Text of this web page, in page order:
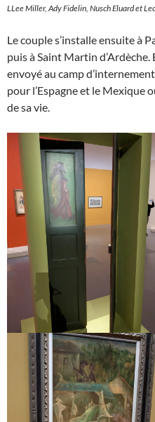
LLee Miller, Ady Fidelin, Nusch Eluard et
Le couple s’installe ensuite à
puis à Saint Martin
envoyé au camp
pour l’Espagne et le Mexique
de sa vie.